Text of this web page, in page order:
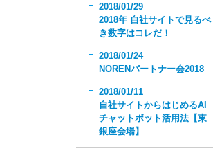
2018/01/29
2018年 自社サイトで見るべ
き数字はコレだ！
2018/01/24
NORENパートナー会2018
2018/01/11
自社サイトからはじめるAI
チャットボット活用法【東
銀座会場】